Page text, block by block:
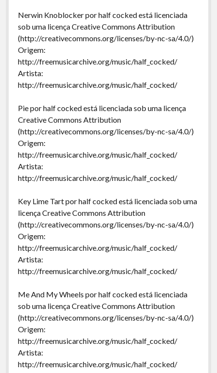
Nerwin Knoblocker por half cocked está licenciada
sob uma licença Creative Commons Attribution
(http://creativecommons.org/licenses/by-nc-sa/4.0/)
Origem:
http://freemusicarchive.org/music/half_cocked/
Artista:
http://freemusicarchive.org/music/half_cocked/
Pie por half cocked está licenciada sob uma licença
Creative Commons Attribution
(http://creativecommons.org/licenses/by-nc-sa/4.0/)
Origem:
http://freemusicarchive.org/music/half_cocked/
Artista:
http://freemusicarchive.org/music/half_cocked/
Key Lime Tart por half cocked está licenciada sob uma
licença Creative Commons Attribution
(http://creativecommons.org/licenses/by-nc-sa/4.0/)
Origem:
http://freemusicarchive.org/music/half_cocked/
Artista:
http://freemusicarchive.org/music/half_cocked/
Me And My Wheels por half cocked está licenciada
sob uma licença Creative Commons Attribution
(http://creativecommons.org/licenses/by-nc-sa/4.0/)
Origem:
http://freemusicarchive.org/music/half_cocked/
Artista:
http://freemusicarchive.org/music/half_cocked/